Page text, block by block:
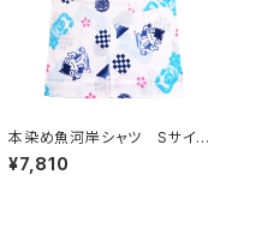
本染め魚河岸シャツ Sサイ
ズ 認定証付き 木綿晒 やい
ちゃん柄 白 桜 富士山 市
¥7,810